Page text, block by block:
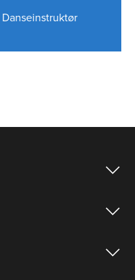
Danseinstruktør